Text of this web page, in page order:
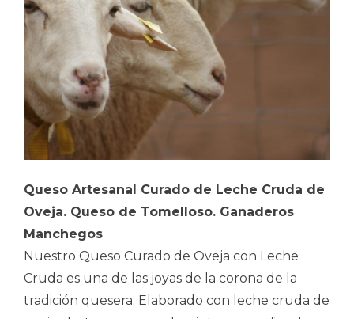
Queso Artesanal Curado de Leche Cruda de
Oveja. Queso de Tomelloso. Ganaderos
Manchegos
Nuestro Queso Curado de Oveja con Leche
Cruda es una de las joyas de la corona de la
tradición quesera. Elaborado con leche cruda de